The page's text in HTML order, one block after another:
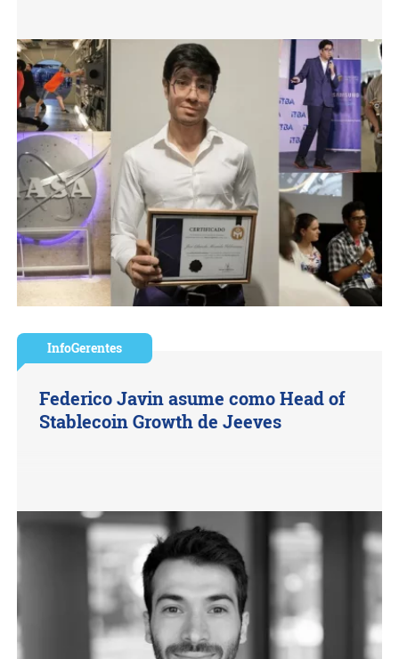
InfoGerentes
Federico Javin asume como Head of
Stablecoin Growth de Jeeves